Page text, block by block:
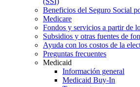
Beneficios del Seguro Social
Medicare
Fondos y servicios a partir de
Subsidios y otras fuentes de
Ayuda con los costos de la
Preguntas frecuentes
Medicaid
Información general
Medicaid Buy-In